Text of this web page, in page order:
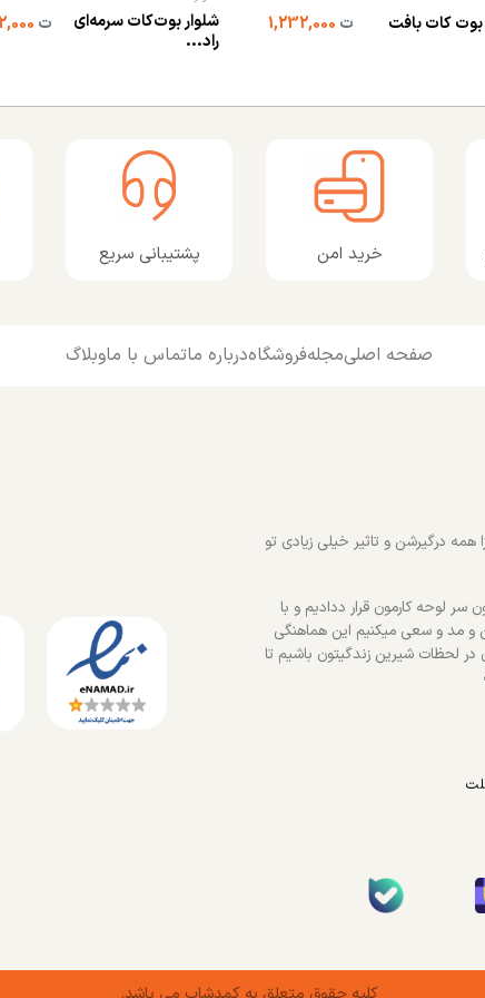
بوت کات بافت ت
شلوار بوت‌کات سرمه‌ای
راد...
ت
خرید امن پشتیبانی سریع
صفحه اصلیمجلهفروشگاهدرباره ماتماس با ماوبلاگ
درگیرشن و تاثیر خیلی زیادی تو
سر لوحه کارمون قرار ددادیم و با
و مد و سعی میکنیم این هماهنگی
لحظات شیرین زندگیتون باشیم تا